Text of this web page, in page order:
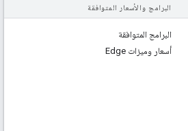
البرامج والأسعار المتوافقة
البرامج المتوافقة
أسعار وميزات Edge